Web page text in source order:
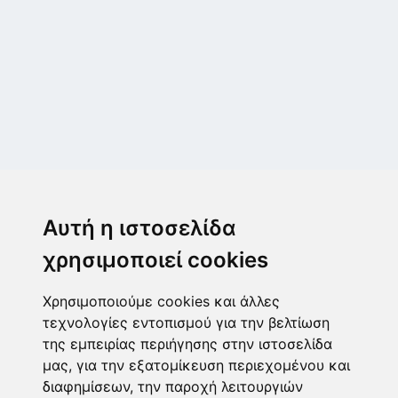
Αυτή η ιστοσελίδα
χρησιμοποιεί cookies
Χρησιμοποιούμε cookies και άλλες
τεχνολογίες εντοπισμού για την βελτίωση
της εμπειρίας περιήγησης στην ιστοσελίδα
μας, για την εξατομίκευση περιεχομένου και
διαφημίσεων, την παροχή λειτουργιών
2102843411
6932215191
info@paulis.gr
Ωράριο καταστήματος